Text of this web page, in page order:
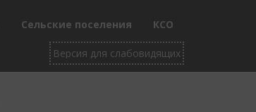
Сельские поселения
КСО